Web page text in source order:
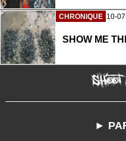
CHRONIQUE 10-
SHOW ME
►